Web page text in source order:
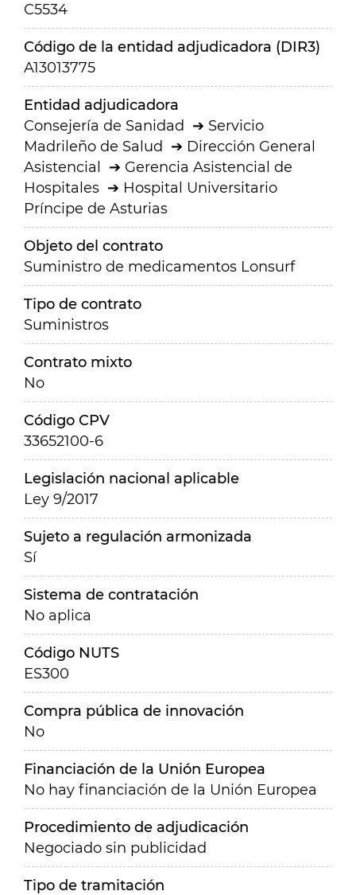
C5534
Código de la entidad adjudicadora (DIR3)
A13013775
Entidad adjudicadora
Consejería de Sanidad
Servicio
Madrileño de Salud
Dirección General
Asistencial
Gerencia Asistencial de
Hospitales
Hospital Universitario
Príncipe de Asturias
Objeto del contrato
Suministro de medicamentos Lonsurf
Tipo de contrato
Suministros
Contrato mixto
No
Código CPV
33652100-6
Legislación nacional aplicable
Ley 9/2017
Sujeto a regulación armonizada
Sí
Sistema de contratación
No aplica
Código NUTS
ES300
Compra pública de innovación
No
Financiación de la Unión Europea
No hay financiación de la Unión Europea
Procedimiento de adjudicación
Negociado sin publicidad
Tipo de tramitación